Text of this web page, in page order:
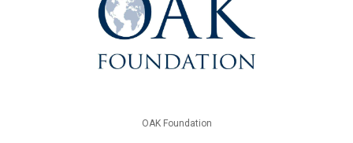
OAK Foundation